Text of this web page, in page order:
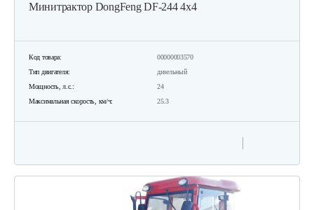
Минитрактор DongFeng DF-244 4х4
Код товара:
00000003570
Тип двигателя:
дизельный
Мощность, л.с.:
24
Максимальная скорость, км/ч:
25.3